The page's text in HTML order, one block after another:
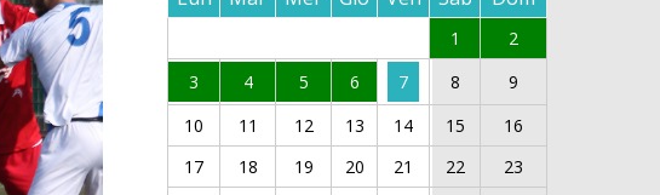
1
2
3
4 5 6 7 8
9
10
11 12 13 14 15
16
17
18 19 20 21 22
23